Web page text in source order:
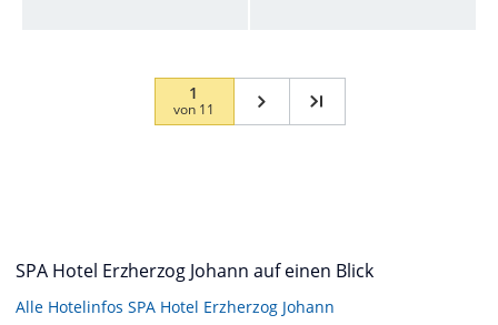
1
von 11
SPA Hotel Erzherzog Johann auf einen Blick
Alle Hotelinfos SPA Hotel Erzherzog Johann